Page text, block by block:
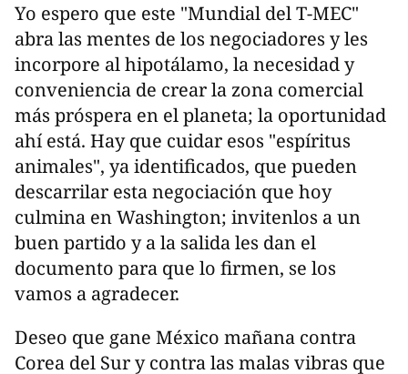
Yo espero que este "Mundial del T-MEC"
abra las mentes de los negociadores y les
incorpore al hipotálamo, la necesidad y
conveniencia de crear la zona comercial
más próspera en el planeta; la oportunidad
ahí está. Hay que cuidar esos "espíritus
animales", ya identificados, que pueden
descarrilar esta negociación que hoy
culmina en Washington; invitenlos a un
buen partido y a la salida les dan el
documento para que lo firmen, se los
vamos a agradecer.
Deseo que gane México mañana contra
Corea del Sur y contra las malas vibras que